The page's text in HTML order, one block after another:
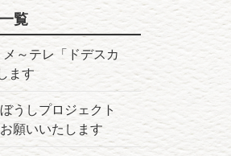
覧
～テレ「ドデスカ
ます
うしプロジェクト
願いいたします